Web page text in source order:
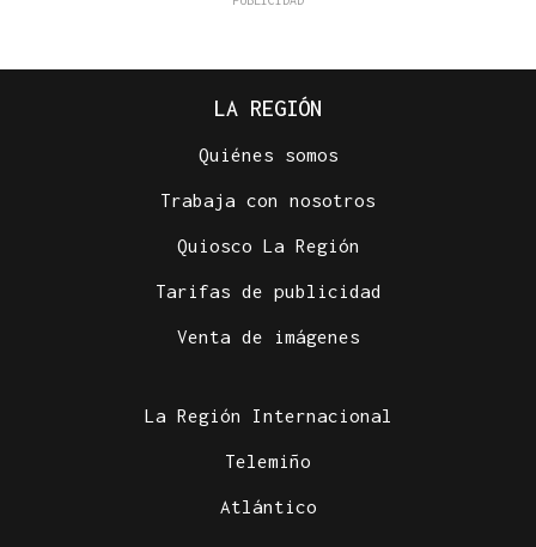
LA REGIÓN
Quiénes somos
Trabaja con nosotros
Quiosco La Región
Tarifas de publicidad
Venta de imágenes
La Región Internacional
Telemiño
Atlántico